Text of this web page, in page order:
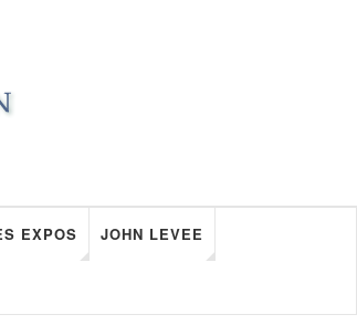
EXPOS JOHN LEVEE